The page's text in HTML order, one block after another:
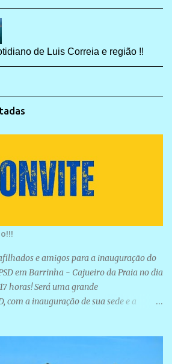
de Luis Correia e região !!
e amigos para a inauguração do
em Barrinha - Cajueiro da Praia no dia
horas! Será uma grande
com a inauguração de sua sede e a